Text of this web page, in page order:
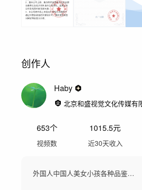
创作人
Haby
北京和盛视觉文化传媒有
653个
视频数
1015.5元
近30天收入
外国人中国人美女小孩各种品鉴品尝闻吃美食